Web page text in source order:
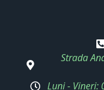
Strada
Luni - Vineri: